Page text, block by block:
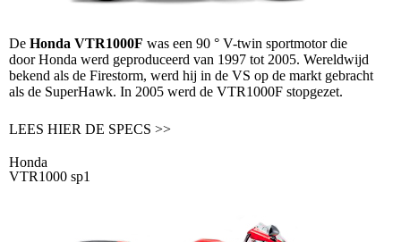
De Honda VTR1000F was een 90 ° V-twin sportmotor die
door Honda werd geproduceerd van 1997 tot 2005. Wereldwijd
bekend als de Firestorm, werd hij in de VS op de markt gebracht
als de SuperHawk. In 2005 werd de VTR1000F stopgezet.
LEES HIER DE SPECS >>
Honda
VTR1000 sp1